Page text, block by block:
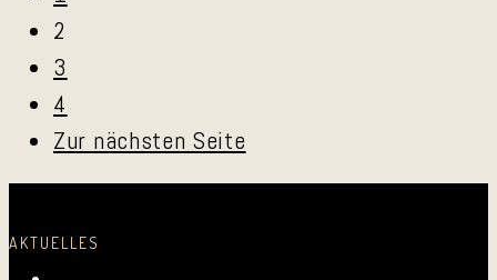
2
3
4
Zur nächsten Seite
AKTUELLES